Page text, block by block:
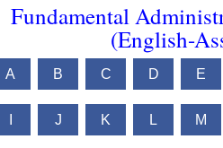
Fundamental
(English-
A B C D E
J K L M